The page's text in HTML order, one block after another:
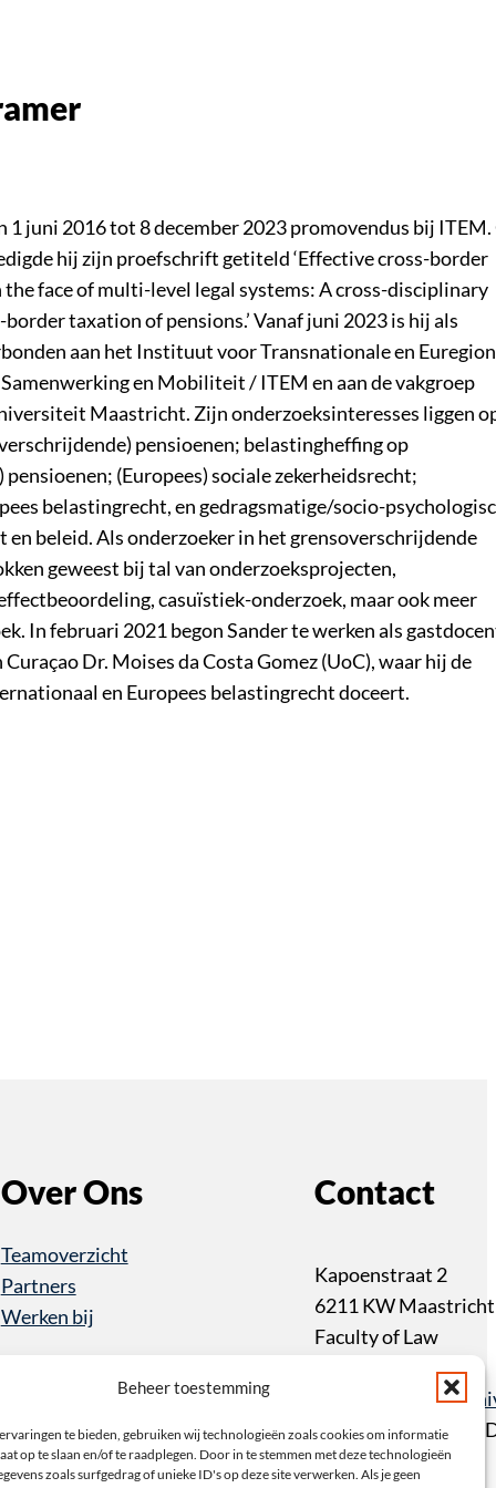
Beheer toestemming
te bieden, gebruiken wij technologieën zoals cookies om informatie
op te slaan en/of te raadplegen. Door in te stemmen met deze technologieën
zoals surfgedrag of unieke ID's op deze site verwerken. Als je geen
1 juni 2016 tot 8 december 2023 promovendus bij ITEM.
hij zijn proefschrift getiteld ‘Effective cross-border
the face of multi-level legal systems: A cross-disciplinary
border taxation of pensions.’ Vanaf juni 2023 is hij als
aan het Instituut voor Transnationale en
Samenwerking en Mobiliteit / ITEM en aan de vakgroep
Maastricht. Zijn onderzoeksinteresses liggen
pensioenen; belastingheffing op
pensioenen; (Europees) sociale zekerheidsrecht;
belastingrecht, en gedragsmatige/socio-
en beleid. Als onderzoeker in het grensoverschrijdende
geweest bij tal van onderzoeksprojecten,
casuïstiek-onderzoek, maar ook meer
In februari 2021 begon Sander te werken als
Curaçao Dr. Moises da Costa Gomez (UoC), waar hij de
en Europees belastingrecht doceert.
Over Ons
Teamoverzicht
Partners
Werken bij
Contact
Kapoenstraat 2
6211 KW Maastricht
Faculty of Law
+31 43 3883233
PO Box 616 6200
Maastricht